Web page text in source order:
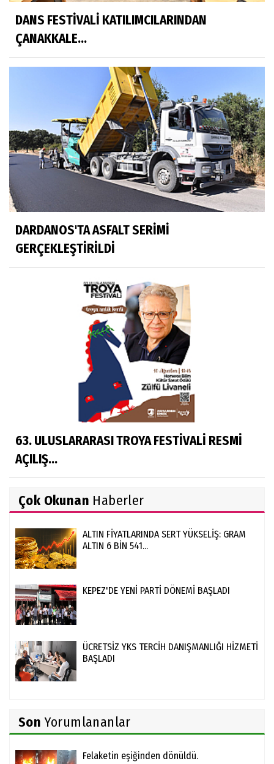
DANS FESTİVALİ KATILIMCILARINDAN
ÇANAKKALE...
DARDANOS'TA ASFALT SERİMİ
GERÇEKLEŞTİRİLDİ
63. ULUSLARARASI TROYA FESTİVALİ RESMİ
AÇILIŞ...
Çok Okunan Haberler
ALTIN FİYATLARINDA SERT YÜKSELİŞ: GRAM
ALTIN 6 BİN 541...
KEPEZ'DE YENİ PARTİ DÖNEMİ BAŞLADI
ÜCRETSİZ YKS TERCİH DANIŞMANLIĞI HİZMETİ
BAŞLADI
Son Yorumlananlar
Felaketin eşiğinden dönüldü.